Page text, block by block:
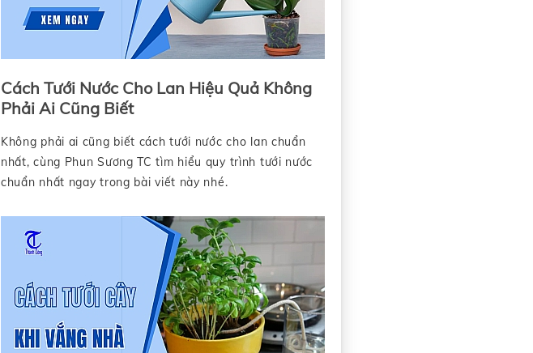
Cách Tưới Nước Cho Lan Hiệu Quả Không
Phải Ai Cũng Biết
Không phải ai cũng biết cách tưới nước cho lan chuẩn
nhất, cùng Phun Sương TC tìm hiểu quy trình tưới nước
chuẩn nhất ngay trong bài viết này nhé.